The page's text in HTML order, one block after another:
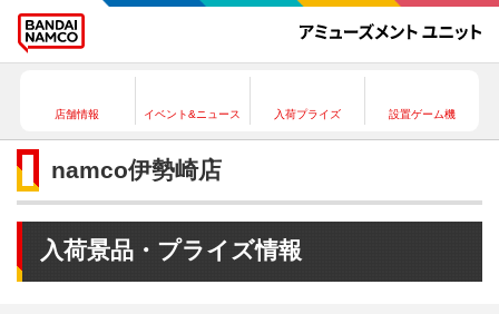
店舗情報 イベント&ニュース 入荷プライズ 設置ゲーム機
namco伊勢崎店
入荷景品・プライズ情報